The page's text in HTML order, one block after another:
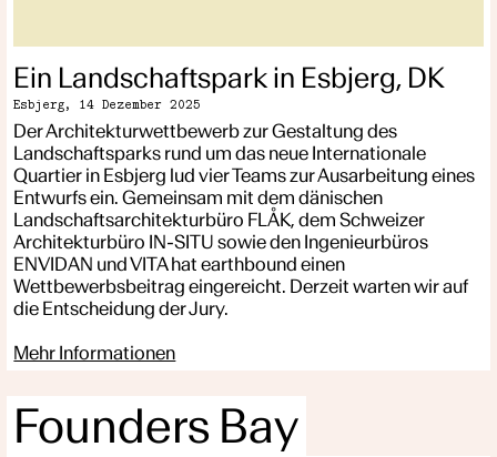
Ein Landschaftspark in Esbjerg, DK
Esbjerg, 14 Dezember 2025
Der Architekturwettbewerb zur Gestaltung des
Landschaftsparks rund um das neue Internationale
Quartier in Esbjerg lud vier Teams zur Ausarbeitung eines
Entwurfs ein. Gemeinsam mit dem dänischen
Landschaftsarchitekturbüro FLÅK, dem Schweizer
Architekturbüro IN-SITU sowie den Ingenieurbüros
ENVIDAN und VITA hat earthbound einen
Wettbewerbsbeitrag eingereicht. Derzeit warten wir auf
die Entscheidung der Jury.
Mehr Informationen
Founders Bay